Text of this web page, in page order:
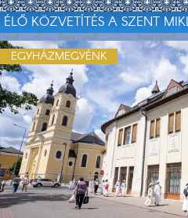
ÉLŐ KÖZVETÍTÉS A SZENT
EGYHÁZMEGYÉNK